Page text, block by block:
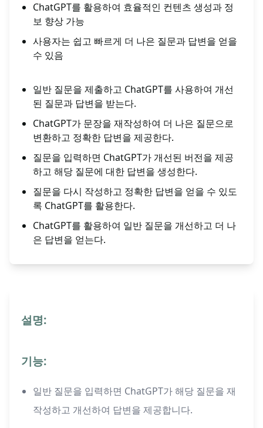
ChatGPT를 활용하여 효율적인 컨텐츠 생성과 정
보 향상 가능
사용자는 쉽고 빠르게 더 나은 질문과 답변을 얻을
수 있음
일반 질문을 제출하고 ChatGPT를 사용하여 개선
된 질문과 답변을 받는다.
ChatGPT가 문장을 재작성하여 더 나은 질문으로
변환하고 정확한 답변을 제공한다.
질문을 입력하면 ChatGPT가 개선된 버전을 제공
하고 해당 질문에 대한 답변을 생성한다.
질문을 다시 작성하고 정확한 답변을 얻을 수 있도
록 ChatGPT를 활용한다.
ChatGPT를 활용하여 일반 질문을 개선하고 더 나
은 답변을 얻는다.
설명:
기능:
일반 질문을 입력하면 ChatGPT가 해당 질문을 재
작성하고 개선하여 답변을 제공합니다.